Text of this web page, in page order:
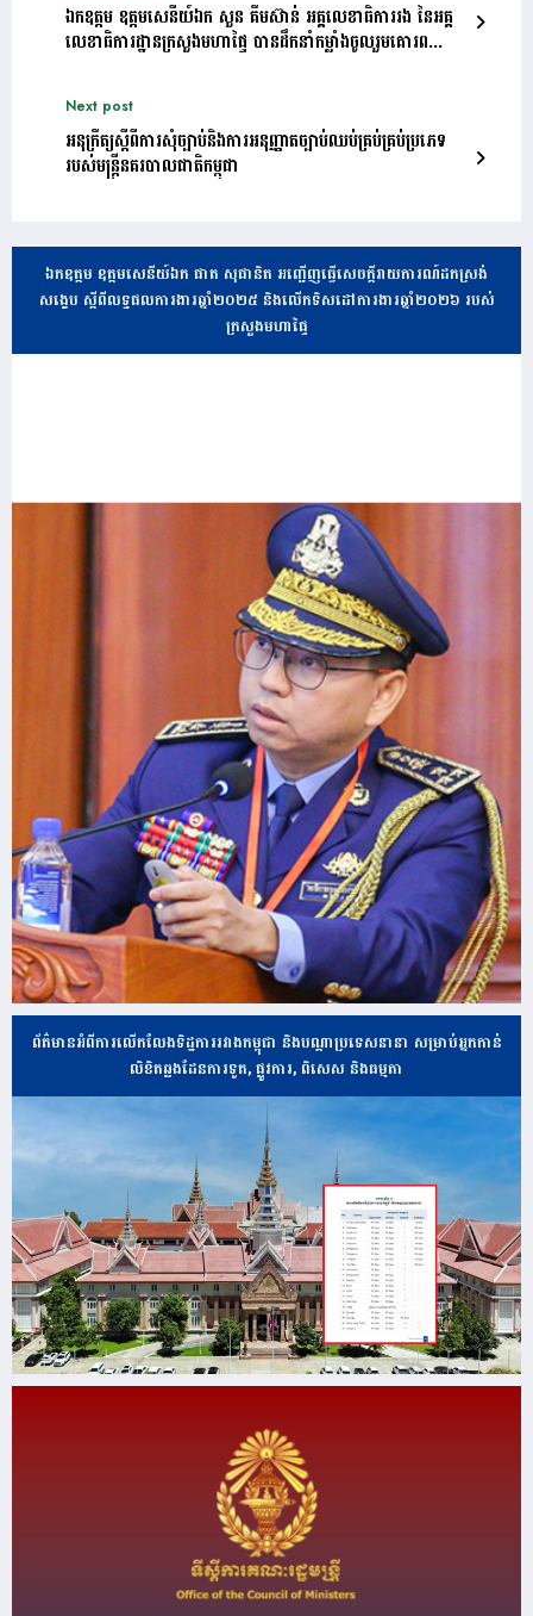
ឯកឧត្តម ឧត្តមសេនីយ៍ឯក សួន គឹមស៊ាន់ អគ្គលេខាធិការរង នៃអគ្គ
លេខាធិការដ្ឋានក្រសួងមហាផ្ទៃ បានដឹកនាំកម្លាំងចូលរួមគោរព
Next post
អនុក្រឹត្យស្តីពីការសុំច្បាប់និងការអនុញ្ញាតច្បាប់ឈប់គ្រប់គ្រប់ប្រភេទ
របស់មន្ត្រីនគរបាលជាតិកម្ពុជា
ឯកឧត្តម ឧត្តមសេនីយ៍ឯក ផាត សុផានិត អញ្ជើញធ្វើសេចក្តីរាយការណ៍ដកស្រង់
សង្ខេប ស្តីពីលទ្ធផលការងារឆ្នាំ២០២៥ និងលើកទិសដៅការងារឆ្នាំ២០២៦ របស់
ក្រសួងមហាផ្ទៃ
ព័ត៌មានអំពីការលើកលែងទិដ្ឋការរវាងកម្ពុជា និងបណ្ដាប្រទេសនានា សម្រាប់អ្នកកាន់
លិខិតឆ្លងដែនការទូត, ផ្លូវការ, ពិសេស និងធម្មតា